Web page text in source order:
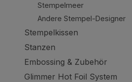
Stempelmeer
Andere Stempel-Designer
Stempelkissen
Stanzen
Embossing & Zubehör
Glimmer Hot Foil System